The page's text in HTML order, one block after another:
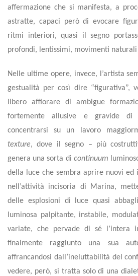
affermazione che si manifesta, a
astratte, capaci però di evocare
ritmi interiori, quasi il segno
profondi, lentissimi, movimenti naturali
Nelle ultime opere, invece, l’artista
gestualità per così dire “figurativa”,
libero affiorare di ambigue
fortemente allusive e gravide di
concentrarsi su un lavoro
texture, dove il segno – più
genera una sorta di continuum
della luce che sembra aprire nuovi ed
nell’attività incisoria di Marina,
delle esplosioni di luce quasi
luminosa palpitante, instabile,
variate, che pervade di sé l’intera
finalmente raggiunto una sua
affrancandosi dall’ineluttabilità del
vedere, però, si tratta solo di una